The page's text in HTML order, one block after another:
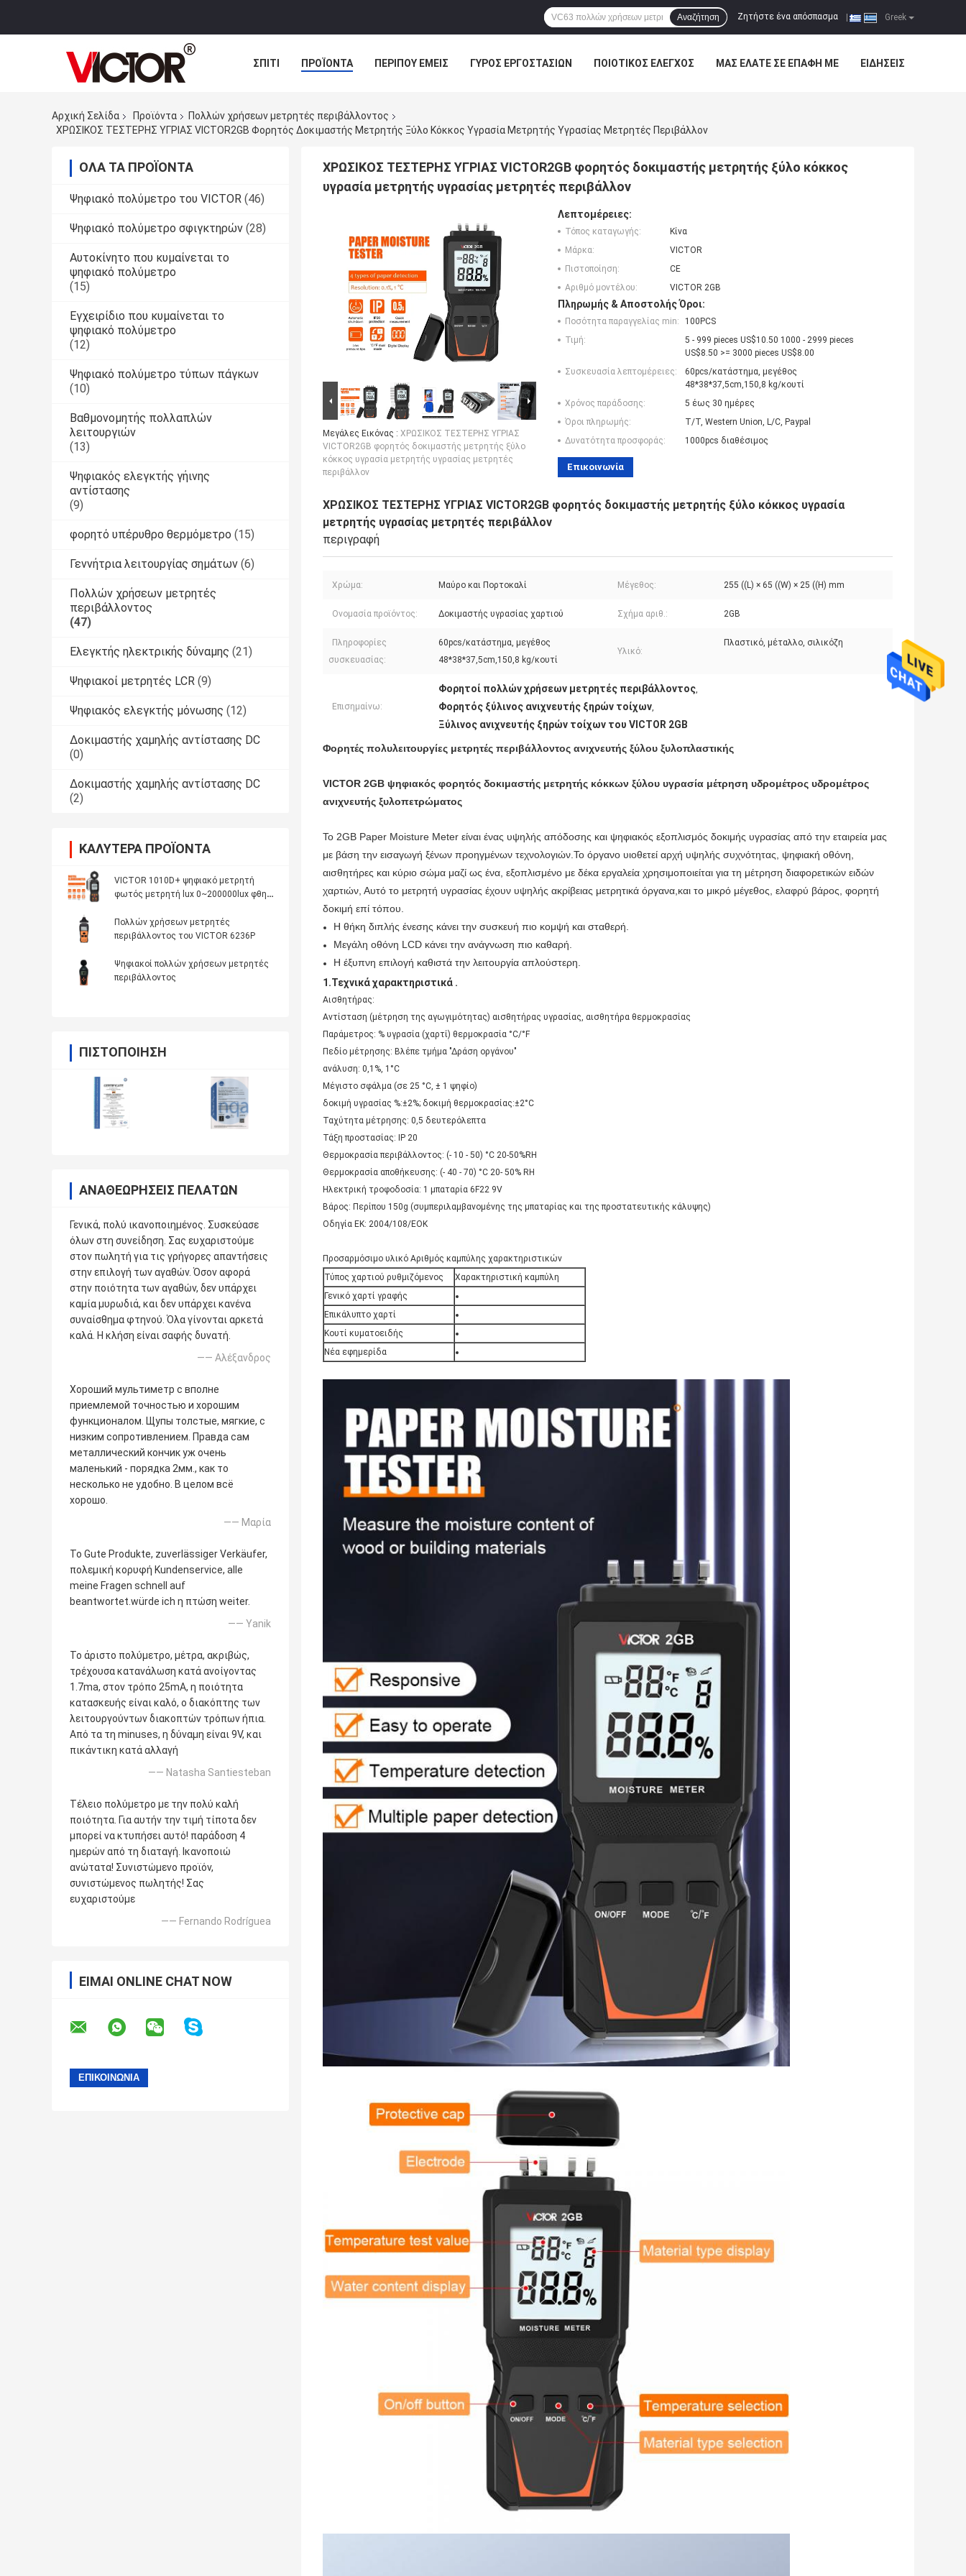
Greek
Ζητήστε ένα απόσπασμα
Αναζήτηση
ΣΠΊΤΙ ΠΡΟΪΌΝΤΑ ΠΕΡΊΠΟΥ ΕΜΕΊΣ ΓΎΡΟΣ ΕΡΓΟΣΤΑΣΊΩΝ ΠΟΙΟΤΙΚΌΣ ΈΛΕΓΧΟΣ ΜΑΣ ΕΛΆΤΕ ΣΕ ΕΠΑΦΉ ΜΕ ΕΙΔΉΣΕΙΣ
Αρχική Σελίδα
Προϊόντα
Πολλών χρήσεων μετρητές περιβάλλοντος
ΧΡΩΣΙΚΟΣ ΤΕΣΤΕΡΗΣ ΥΓΡΙΑΣ VICTOR2GB Φορητός Δοκιμαστής Μετρητής Ξύλο Κόκκος Υγρασία Μετρητής Υγρασίας Μετρητές Περιβάλλον
ΌΛΑ ΤΑ ΠΡΟΪΌΝΤΑ
Ψηφιακό πολύμετρο του VICTOR (46)
Ψηφιακό πολύμετρο σφιγκτηρών (28)
Αυτοκίνητο που κυμαίνεται το
ψηφιακό πολύμετρο
(15)
Εγχειρίδιο που κυμαίνεται το
ψηφιακό πολύμετρο
(12)
Ψηφιακό πολύμετρο τύπων πάγκων
(10)
Βαθμονομητής πολλαπλών
λειτουργιών
(13)
Ψηφιακός ελεγκτής γήινης
αντίστασης
(9)
φορητό υπέρυθρο θερμόμετρο (15)
Γεννήτρια λειτουργίας σημάτων (6)
Πολλών χρήσεων μετρητές
περιβάλλοντος
(47)
Ελεγκτής ηλεκτρικής δύναμης (21)
Ψηφιακοί μετρητές LCR (9)
Ψηφιακός ελεγκτής μόνωσης (12)
Δοκιμαστής χαμηλής αντίστασης DC
(0)
Δοκιμαστής χαμηλής αντίστασης DC
(2)
ΚΑΛΎΤΕΡΑ ΠΡΟΪΌΝΤΑ
VICTOR 1010D+ ψηφιακό μετρητή
φωτός μετρητή lux 0~200000lux φθηνό
Πολλών χρήσεων μετρητές
περιβάλλοντος του VICTOR 6236P
Ψηφιακοί πολλών χρήσεων μετρητές
περιβάλλοντος
ΠΙΣΤΟΠΟΊΗΣΗ
ΑΝΑΘΕΩΡΉΣΕΙΣ ΠΕΛΑΤΏΝ
Γενικά, πολύ ικανοποιημένος. Συσκεύασε
όλων στη συνείδηση. Σας ευχαριστούμε
στον πωλητή για τις γρήγορες απαντήσεις
στην επιλογή των αγαθών. Όσον αφορά
στην ποιότητα των αγαθών, δεν υπάρχει
καμία μυρωδιά, και δεν υπάρχει κανένα
συναίσθημα φτηνού. Όλα γίνονται αρκετά
καλά. Η κλήση είναι σαφής δυνατή.
—— Αλέξανδρος
Хороший мультиметр с вполне
приемлемой точностью и хорошим
функционалом. Щупы толстые, мягкие, с
низким сопротивлением. Правда сам
металлический кончик уж очень
маленький - порядка 2мм., как то
несколько не удобно. В целом всё
хорошо.
—— Μαρία
Το Gute Produkte, zuverlässiger Verkäufer,
πολεμική κορυφή Kundenservice, alle
meine Fragen schnell auf
beantwortet.würde ich η πτώση weiter.
—— Yanik
Το άριστο πολύμετρο, μέτρα, ακριβώς,
τρέχουσα κατανάλωση κατά ανοίγοντας
1.7ma, στον τρόπο 25mA, η ποιότητα
κατασκευής είναι καλό, ο διακόπτης των
λειτουργούντων διακοπτών τρόπων ήπια.
Από τα τη minuses, η δύναμη είναι 9V, και
πικάντικη κατά αλλαγή
—— Natasha Santiesteban
Τέλειο πολύμετρο με την πολύ καλή
ποιότητα. Για αυτήν την τιμή τίποτα δεν
μπορεί να κτυπήσει αυτό! παράδοση 4
ημερών από τη διαταγή. Ικανοποιώ
ανώτατα! Συνιστώμενο προϊόν,
συνιστώμενος πωλητής! Σας
ευχαριστούμε
—— Fernando Rodríguea
ΕΊΜΑΙ ONLINE CHAT NOW
ΧΡΩΣΙΚΟΣ ΤΕΣΤΕΡΗΣ ΥΓΡΙΑΣ VICTOR2GB φορητός δοκιμαστής μετρητής ξύλο κόκκος
υγρασία μετρητής υγρασίας μετρητές περιβάλλον
Μεγάλες Εικόνας : ΧΡΩΣΙΚΟΣ ΤΕΣΤΕΡΗΣ ΥΓΡΙΑΣ
VICTOR2GB φορητός δοκιμαστής μετρητής ξύλο
κόκκος υγρασία μετρητής υγρασίας μετρητές
περιβάλλον
Λεπτομέρειες:
Τόπος καταγωγής:
Κίνα
Μάρκα:
VICTOR
Πιστοποίηση:
CE
Αριθμό μοντέλου:
VICTOR 2GB
Πληρωμής & Αποστολής Όροι:
Ποσότητα παραγγελίας min:
100PCS
Τιμή:
5 - 999 pieces US$10.50 1000 - 2999 pieces
US$8.50 >= 3000 pieces US$8.00
Συσκευασία λεπτομέρειες:
60pcs/κατάστημα, μεγέθος
48*38*37,5cm,150,8 kg/κουτί
Χρόνος παράδοσης:
5 έως 30 ημέρες
Όροι πληρωμής:
T/T, Western Union, L/C, Paypal
Δυνατότητα προσφοράς:
1000pcs διαθέσιμος
Επικοινωνία
ΧΡΩΣΙΚΟΣ ΤΕΣΤΕΡΗΣ ΥΓΡΙΑΣ VICTOR2GB φορητός δοκιμαστής μετρητής ξύλο κόκκος υγρασία
μετρητής υγρασίας μετρητές περιβάλλον
περιγραφή
Χρώμα: Μαύρο και Πορτοκαλί Μέγεθος: 255 ((L) × 65 ((W) × 25 ((H) mm
Ονομασία προϊόντος: Δοκιμαστής υγρασίας χαρτιού Σχήμα αριθ.: 2GB
Πληροφορίες
συσκευασίας:
60pcs/κατάστημα, μεγέθος
48*38*37,5cm,150,8 kg/κουτί
Υλικό:
Πλαστικό, μέταλλο, σιλικόζη
Επισημαίνω:
Φορητοί πολλών χρήσεων μετρητές περιβάλλοντος
Φορητός ξύλινος ανιχνευτής ξηρών τοίχων
Ξύλινος ανιχνευτής ξηρών τοίχων του VICTOR 2GB
Φορητές πολυλειτουργίες μετρητές περιβάλλοντος ανιχνευτής ξύλου ξυλοπλαστικής
VICTOR 2GB ψηφιακός φορητός δοκιμαστής μετρητής κόκκων ξύλου υγρασία μέτρηση υδρομέτρος υδρομέτρος
ανιχνευτής ξυλοπετρώματος
Το 2GB Paper Moisture Meter είναι ένας υψηλής απόδοσης και ψηφιακός εξοπλισμός δοκιμής υγρασίας από την εταιρεία μας
με βάση την εισαγωγή ξένων προηγμένων τεχνολογιών.Το όργανο υιοθετεί αρχή υψηλής συχνότητας, ψηφιακή οθόνη,
αισθητήρες και κύριο σώμα μαζί ως ένα, εξοπλισμένο με δέκα εργαλεία χρησιμοποιείται για τη μέτρηση διαφορετικών ειδών
χαρτιών, Αυτό το μετρητή υγρασίας έχουν υψηλής ακρίβειας μετρητικά όργανα,και το μικρό μέγεθος, ελαφρύ βάρος, φορητή
δοκιμή επί τόπου.
Η θήκη διπλής ένεσης κάνει την συσκευή πιο κομψή και σταθερή.
Μεγάλη οθόνη LCD κάνει την ανάγνωση πιο καθαρή.
Η έξυπνη επιλογή καθιστά την λειτουργία απλούστερη.
1.Τεχνικά χαρακτηριστικά .
Αισθητήρας:
Αντίσταση (μέτρηση της αγωγιμότητας) αισθητήρας υγρασίας, αισθητήρα θερμοκρασίας
Παράμετρος: % υγρασία (χαρτί) θερμοκρασία °C/°F
Πεδίο μέτρησης: Βλέπε τμήμα "Δράση οργάνου"
ανάλυση: 0,1%, 1°C
Μέγιστο σφάλμα (σε 25 °C, ± 1 ψηφίο)
δοκιμή υγρασίας %:±2%; δοκιμή θερμοκρασίας:±2°C
Ταχύτητα μέτρησης: 0,5 δευτερόλεπτα
Τάξη προστασίας: IP 20
Θερμοκρασία περιβάλλοντος: (- 10 - 50) °C 20-50%RH
Θερμοκρασία αποθήκευσης: (- 40 - 70) °C 20- 50% RH
Ηλεκτρική τροφοδοσία: 1 μπαταρία 6F22 9V
Βάρος: Περίπου 150g (συμπεριλαμβανομένης της μπαταρίας και της προστατευτικής κάλυψης)
Οδηγία ΕΚ: 2004/108/ΕΟΚ
Προσαρμόσιμο υλικό Αριθμός καμπύλης χαρακτηριστικών
Τύπος χαρτιού ρυθμιζόμενος
Χαρακτηριστική καμπύλη
Γενικό χαρτί γραφής
Επικάλυπτο χαρτί
Κουτί κυματοειδής
Νέα εφημερίδα